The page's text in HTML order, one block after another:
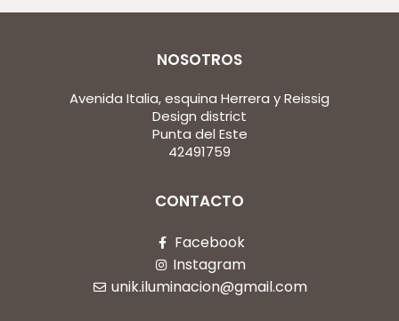
NOSOTROS
Avenida Italia, esquina Herrera y Reissig
Design district
Punta del Este
42491759
CONTACTO
Facebook
Instagram
unik.iluminacion@gmail.com